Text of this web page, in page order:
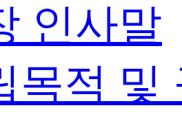
인사말
목적 및